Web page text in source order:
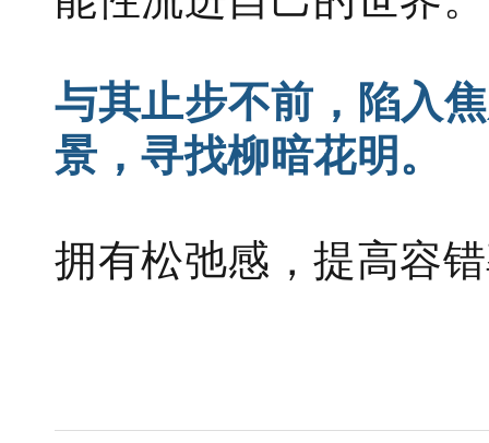
与其止步不前，陷入
景，寻找柳暗花明。
拥有松弛感，提高容